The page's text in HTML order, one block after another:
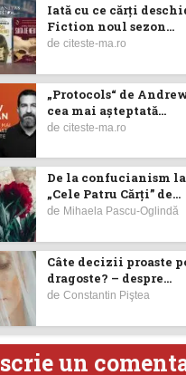
Iată cu ce cărţi
Fiction noul sezon...
deciteste-ma.ro
„Protocols“ de
cea mai așteptată...
deciteste-ma.ro
De la confucianism
„Cele Patru Cărți” de...
de Mihaela Pascu-Oglindă
Câte decizii proaste
dragoste? – despre...
deConstantin Piştea
scrie un